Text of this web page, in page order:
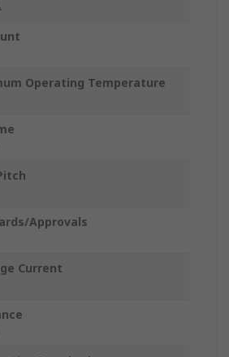
Operating Temperature
Approvals
Current